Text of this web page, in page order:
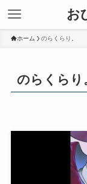
お
ホーム のらくらり。
のらくらり